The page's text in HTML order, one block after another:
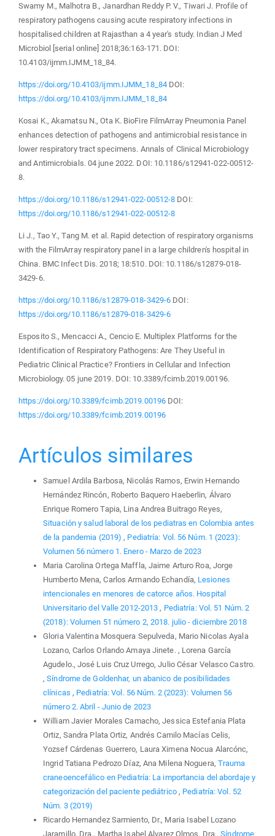
Swamy M., Malhotra B., Janardhan Reddy P. V., Tiwari J. Profile of
respiratory pathogens causing acute respiratory infections in
hospitalised children at Rajasthan a 4 year's study. Indian J Med
Microbiol [serial online] 2018;36:163-171. DOI:
10.4103/ijmm.IJMM_18_84.
https://doi.org/10.4103/ijmm.IJMM_18_84DOI:
https://doi.org/10.4103/ijmm.IJMM_18_84
Kosai K., Akamatsu N., Ota K. BioFire FilmArray Pneumonia Panel
enhances detection of pathogens and antimicrobial resistance in
lower respiratory tract specimens. Annals of Clinical Microbiology
and Antimicrobials. 04 june 2022. DOI: 10.1186/s12941-022-00512-
8.
https://doi.org/10.1186/s12941-022-00512-8 DOI:
https://doi.org/10.1186/s12941-022-00512-8
Li J., Tao Y., Tang M. et al. Rapid detection of respiratory organisms
with the FilmArray respiratory panel in a large children's hospital in
China. BMC Infect Dis. 2018; 18:510. DOI: 10.1186/s12879-018-
3429-6.
https://doi.org/10.1186/s12879-018-3429-6 DOI:
https://doi.org/10.1186/s12879-018-3429-6
Esposito S., Mencacci A., Cencio E. Multiplex Platforms for the
Identification of Respiratory Pathogens: Are They Useful in
Pediatric Clinical Practice? Frontiers in Cellular and Infection
Microbiology. 05 june 2019. DOI: 10.3389/fcimb.2019.00196.
https://doi.org/10.3389/fcimb.2019.00196 DOI:
https://doi.org/10.3389/fcimb.2019.00196
Artículos similares
Samuel Ardila Barbosa, Nicolás Ramos, Erwin Hernando
Hernández Rincón, Roberto Baquero Haeberlin, Álvaro
Enrique Romero Tapia, Lina Andrea Buitrago Reyes,
Situación y salud laboral de los pediatras en Colombia antes
de la pandemia (2019), Pediatría: Vol. 56 Núm. 1 (2023):
Volumen 56 número 1. Enero - Marzo de 2023
Maria Carolina Ortega Maffla, Jaime Arturo Roa, Jorge
Humberto Mena, Carlos Armando Echandía, Lesiones
intencionales en menores de catorce años. Hospital
Universitario del Valle 2012-2013, Pediatría: Vol. 51 Núm. 2
(2018): Volumen 51 número 2, 2018. julio - diciembre 2018
Gloria Valentina Mosquera Sepulveda, Mario Nicolas Ayala
Lozano, Carlos Orlando Amaya Jinete. , Lorena García
Agudelo., José Luis Cruz Urrego, Julio César Velasco Castro.
,Síndrome de Goldenhar, un abanico de posibilidades
clínicas , Pediatría: Vol. 56 Núm. 2 (2023): Volumen 56
número 2. Abril - Junio de 2023
William Javier Morales Camacho, Jessica Estefania Plata
Ortiz, Sandra Plata Ortiz, Andrés Camilo Macías Celis,
Yozsef Cárdenas Guerrero, Laura Ximena Nocua Alarcónc,
Ingrid Tatiana Pedrozo Díaz, Ana Milena Noguera, Trauma
craneoencefálico en Pediatría: La importancia del abordaje y
categorización del paciente pediátrico , Pediatría: Vol. 52
Núm. 3 (2019)
Ricardo Hernandez Sarmiento, Dr., Maria Isabel Lozano
Jaramillo, Dra., Martha Isabel Alvarez Olmos, Dra.,Síndrome